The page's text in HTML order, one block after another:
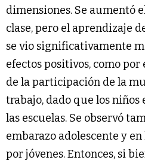
dimensiones. Se aumentó
clase, pero el aprendizaje
se vio significativamente
efectos positivos, como
de la participación de la
trabajo, dado que los niños
las escuelas. Se observó
embarazo adolescente y
por jóvenes. Entonces, si